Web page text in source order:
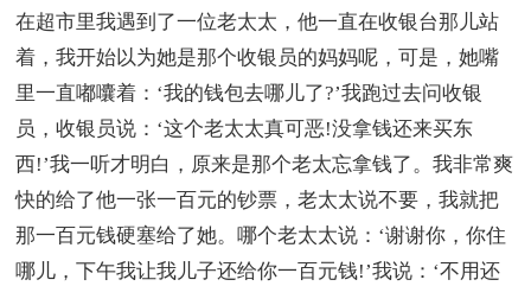
在超市里我遇到了一位老太太，他一直在收银台那儿站
着，我开始以为她是那个收银员的妈妈呢，可是，她嘴
里一直嘟囔着：‘我的钱包去哪儿了?’我跑过去问收银
员，收银员说：‘这个老太太真可恶!没拿钱还来买东
西!’我一听才明白，原来是那个老太忘拿钱了。我非常爽
快的给了他一张一百元的钞票，老太太说不要，我就把
那一百元钱硬塞给了她。哪个老太太说：‘谢谢你，你住
哪儿，下午我让我儿子还给你一百元钱!’我说：‘不用还